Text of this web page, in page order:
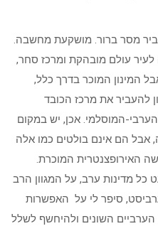
מסר ברור. מושקעת מחשבה.
עולם מובהקת ומרכז סחר,
המינון המוכר בדרך כלל,
להעביר את מרכז הכובד
המוסלמי. אכן, יש במקום
אבל הם אינם בולטים כמו אלה
האירופצנטרית המוכרת.
כל מדינות ערב, על המגוון הרב
סיפר לי על האפשרות
הערביים השונים ולהיחשף לשלל